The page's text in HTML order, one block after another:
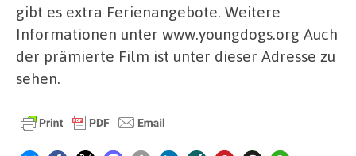
gibt es extra Ferienangebote. Weitere
Informationen unter www.youngdogs.org Auch
der prämierte Film ist unter dieser Adresse zu
sehen.